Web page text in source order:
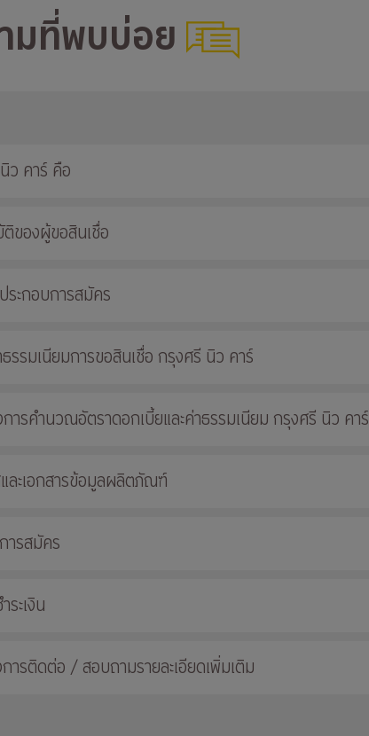
มที่พบบ่อย
ว คาร์ คือ
ของผู้ขอสินเชื่อ
ระกอบการสมัคร
รรมเนียมการขอสินเชื่อ กรุงศรี นิว คาร์
ารคำนวณอัตราดอกเบี้ยและค่าธรรมเนียม กรุงศรี นิว คาร์
ละเอกสารข้อมูลผลิตภัณฑ์
ารสมัคร
ระเงิน
ารติดต่อ / สอบถามรายละเอียดเพิ่มเติม